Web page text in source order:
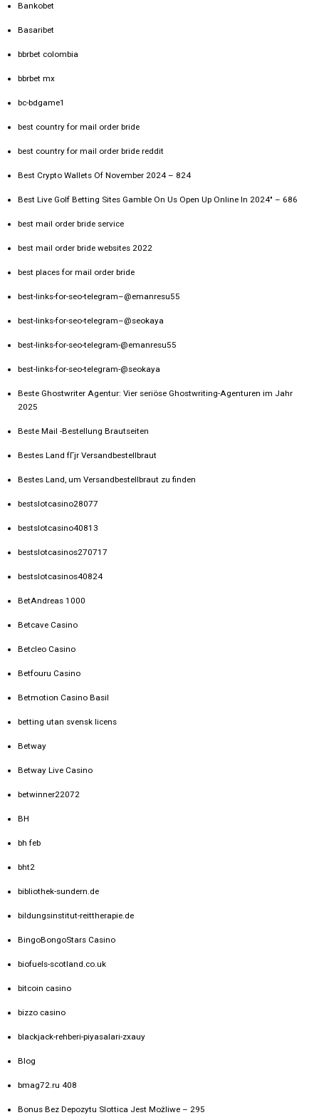
Bankobet
Basaribet
bbrbet colombia
bbrbet mx
bc-bdgame1
best country for mail order bride
best country for mail order bride reddit
Best Crypto Wallets Of November 2024 – 824
Best Live Golf Betting Sites Gamble On Us Open Up Online In 2024" – 686
best mail order bride service
best mail order bride websites 2022
best places for mail order bride
best-links-for-seo-telegram–@emanresu55
best-links-for-seo-telegram–@seokaya
best-links-for-seo-telegram-@emanresu55
best-links-for-seo-telegram-@seokaya
Beste Ghostwriter Agentur: Vier seriöse Ghostwriting-Agenturen im Jahr
2025
Beste Mail -Bestellung Brautseiten
Bestes Land fГјr Versandbestellbraut
Bestes Land, um Versandbestellbraut zu finden
bestslotcasino28077
bestslotcasino40813
bestslotcasinos270717
bestslotcasinos40824
BetAndreas 1000
Betcave Casino
Betcleo Casino
Betfouru Casino
Betmotion Casino Basil
betting utan svensk licens
Betway
Betway Live Casino
betwinner22072
BH
bh feb
bht2
bibliothek-sundern.de
bildungsinstitut-reittherapie.de
BingoBongoStars Casino
biofuels-scotland.co.uk
bitcoin casino
bizzo casino
blackjack-rehberi-piyasalari-zxauy
Blog
bmag72.ru 408
Bonus Bez Depozytu Slottica Jest Możliwe – 295